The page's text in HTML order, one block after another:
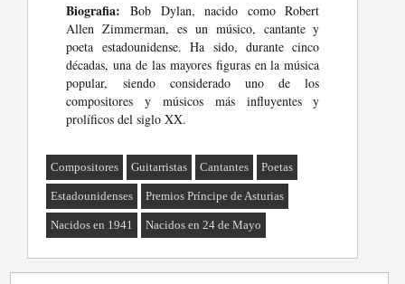
Biografia: Bob Dylan, nacido como Robert
Allen Zimmerman, es un músico, cantante y
poeta estadounidense. Ha sido, durante cinco
décadas, una de las mayores figuras en la música
popular, siendo considerado uno de los
compositores y músicos más influyentes y
prolíficos del siglo XX.
Compositores Guitarristas Cantantes Poetas
Estadounidenses Premios Príncipe de Asturias
Nacidos en 1941 Nacidos en 24 de Mayo